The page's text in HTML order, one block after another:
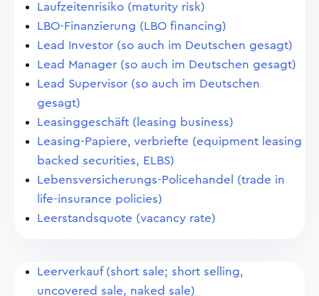
Laufzeitenrisiko (maturity risk)
LBO-Finanzierung (LBO financing)
Lead Investor (so auch im Deutschen gesagt)
Lead Manager (so auch im Deutschen gesagt)
Lead Supervisor (so auch im Deutschen
gesagt)
Leasinggeschäft (leasing business)
Leasing-Papiere, verbriefte (equipment leasing
backed securities, ELBS)
Lebensversicherungs-Policehandel (trade in
life-insurance policies)
Leerstandsquote (vacancy rate)
Leerverkauf (short sale; short selling,
uncovered sale, naked sale)